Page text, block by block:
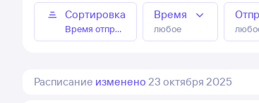
Сортировка
Время отправления
Время
любое
Расписание изменено 23 октября 2025